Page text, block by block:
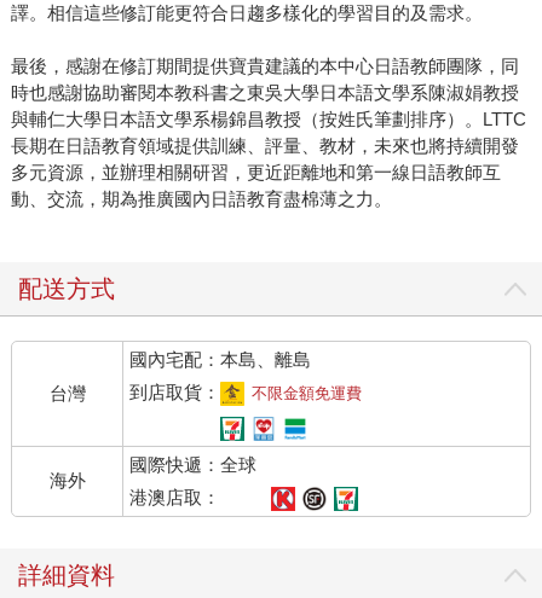
譯。相信這些修訂能更符合日趨多樣化的學習目的及需求。
最後，感謝在修訂期間提供寶貴建議的本中心日語教師團隊，同
時也感謝協助審閱本教科書之東吳大學日本語文學系陳淑娟教授
與輔仁大學日本語文學系楊錦昌教授（按姓氏筆劃排序）。LTTC
長期在日語教育領域提供訓練、評量、教材，未來也將持續開發
多元資源，並辦理相關研習，更近距離地和第一線日語教師互
動、交流，期為推廣國內日語教育盡棉薄之力。
配送方式
台灣
國內宅配：本島、離島
到店取貨：
不限金額免運費
海外
國際快遞：全球
港澳店取：
詳細資料